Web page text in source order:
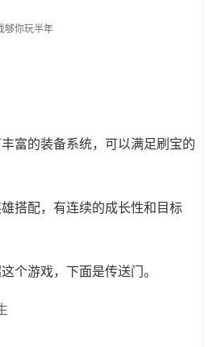
富的装备系统，可以满足刷宝的
搭配，有连续的成长性和目标
个游戏，下面是传送门。